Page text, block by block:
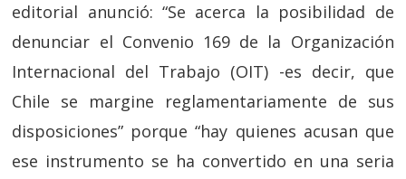
editorial anunció: “Se acerca la posibilidad de
denunciar el Convenio 169 de la Organización
Internacional del Trabajo (OIT) -es decir, que
Chile se margine reglamentariamente de sus
disposiciones” porque “hay quienes acusan que
ese instrumento se ha convertido en una seria